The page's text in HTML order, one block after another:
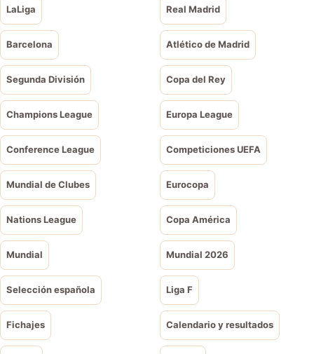
LaLiga Real Madrid
Barcelona Atlético de Madrid
Segunda División Copa del Rey
Champions League Europa League
Conference League Competiciones UEFA
Mundial de Clubes Eurocopa
Nations League Copa América
Mundial Mundial 2026
Selección española Liga F
Fichajes Calendario y resultados